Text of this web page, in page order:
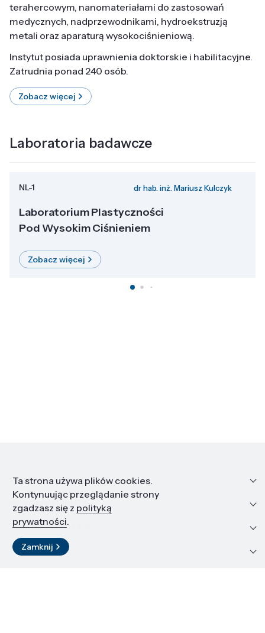
terahercowym, nanomateriałami do zastosowań
medycznych, nadprzewodnikami, hydroekstruzją
metali oraz aparaturą wysokociśnieniową.
Instytut posiada uprawnienia doktorskie i habilitacyjne.
Zatrudnia ponad 240 osób.
Zobacz więcej
Laboratoria badawcze
NL-1 dr hab. inż. Mariusz Kulczyk
Laboratorium Plastyczności
Pod Wysokim Ciśnieniem
Zobacz więcej
Informacje
Edukacja i kariera
Zasoby i materiały
Kontakt
Ta strona używa plików cookies.
Kontynuując przeglądanie strony
zgadzasz się z polityką
prywatności.
Zamknij